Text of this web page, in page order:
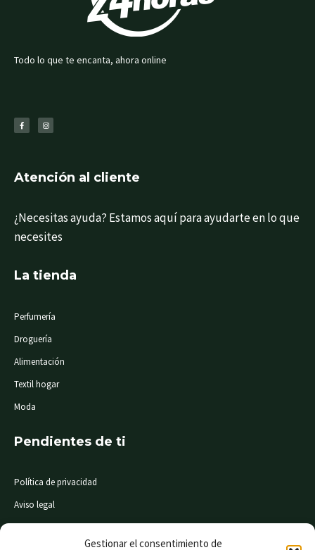
Gestionar el consentimiento de
Todo lo que te encanta, ahora online
c
e
b
s
t
a
Atención al cliente
¿Necesitas ayuda? Estamos aquí para ayudarte en lo que
necesites
La tienda
Perfumería
Droguería
Alimentación
Textil hogar
Moda
Pendientes de ti
Política de privacidad
Aviso legal
Condiciones de compra